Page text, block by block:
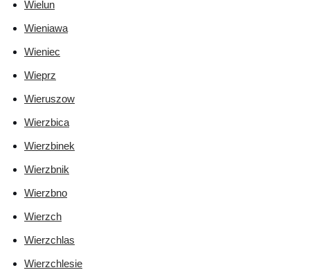
Wielun
Wieniawa
Wieniec
Wieprz
Wieruszow
Wierzbica
Wierzbinek
Wierzbnik
Wierzbno
Wierzch
Wierzchlas
Wierzchlesie